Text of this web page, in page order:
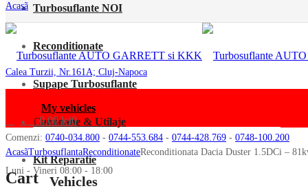
Turbosuflante NOI
Reconditionate
Supape Turbosuflante
Camioane & Utilaje
Kit Reparatie
Acasã
Calea Turzii, Nr.161A; Cluj-Napoca
Comenzi: 0740-034.800 - 0744-553.684 - 0744-428.769 - 0748-100.200
Luni - Vineri 08:00 - 18:00
My cart0.00lei0
Cart
My vehicles
Vehicles
AcasãTurbosuflantaReconditionateReconditionata Dacia Duster 1.5DCi –